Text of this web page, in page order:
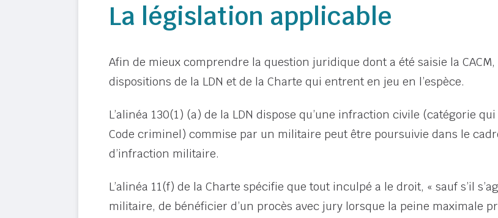
La législation applicable
Afin de mieux comprendre la question juridique dont a été saisie la CACM,
dispositions de la LDN et de la Charte qui entrent en jeu en l’espèce.
L’alinéa 130(1) (a) de la LDN dispose qu’une infraction civile (catégorie
Code criminel) commise par un militaire peut être poursuivie dans le
d’infraction militaire.
L’alinéa 11(f) de la Charte spécifie que tout inculpé a le droit, « sauf s’il
militaire, de bénéficier d’un procès avec jury lorsque la peine maximale